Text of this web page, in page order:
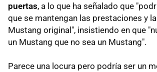
puertas, a lo que ha señalado que
que se mantengan las prestaciones y
Mustang original", insistiendo en que
un Mustang que no sea un Mustang".
Parece una locura pero podría ser un